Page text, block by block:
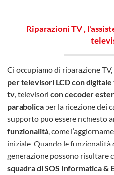
Riparazioni TV ,
Ci occupiamo di riparazione TV,
per televisori LCDcon
tv, televisori con decoder
parabolica per la ricezione dei
supporto può essere richiesto
funzionalità, come
iniziale. Quando le
generazione possono risultare
squadra di SOS Informatica &